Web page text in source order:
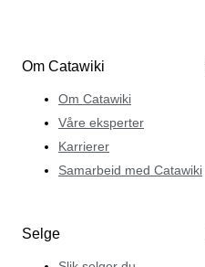
Om Catawiki
Om Catawiki
Våre eksperter
Karrierer
Samarbeid med Catawiki
Selge